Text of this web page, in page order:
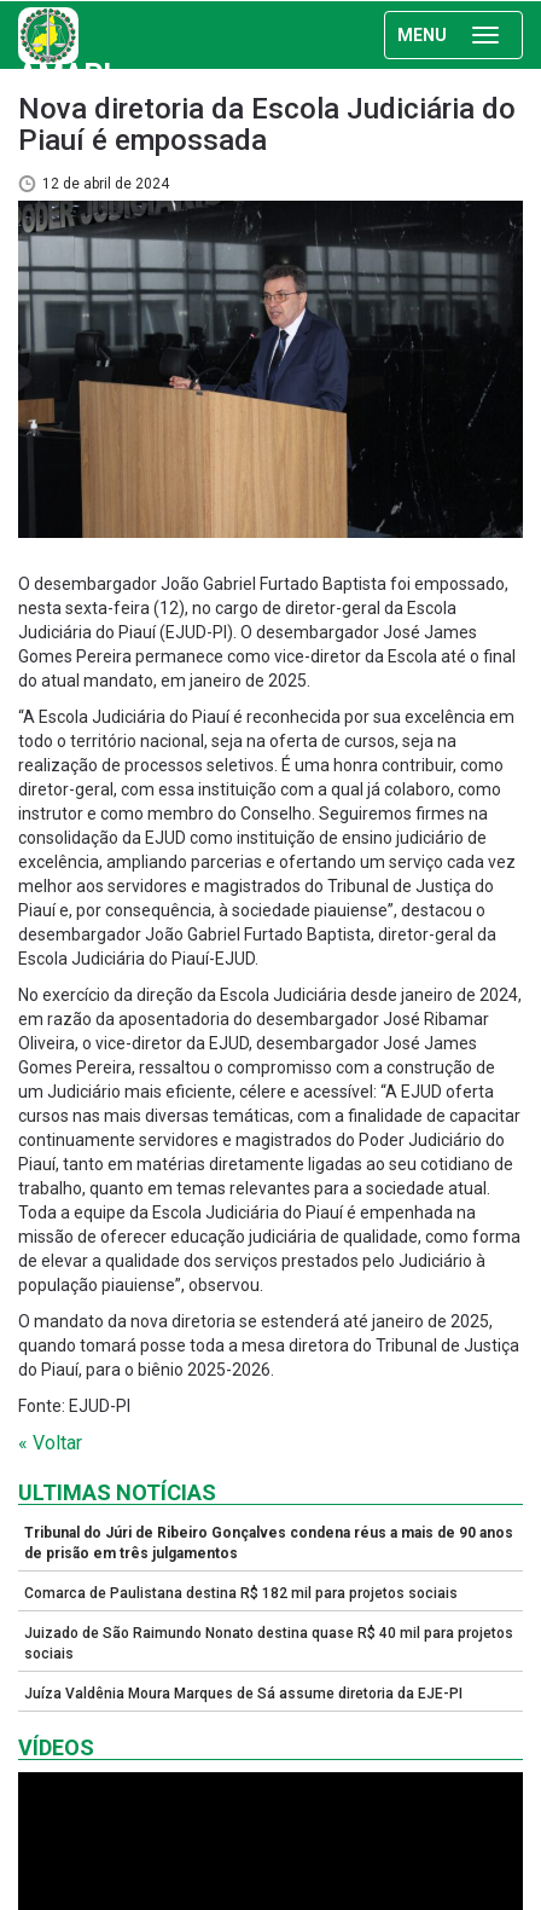
MENU
AMAPI
Nova diretoria da Escola Judiciária do
Piauí é empossada
12 de abril de 2024
O desembargador João Gabriel Furtado Baptista foi empossado,
nesta sexta-feira (12), no cargo de diretor-geral da Escola
Judiciária do Piauí (EJUD-PI). O desembargador José James
Gomes Pereira permanece como vice-diretor da Escola até o final
do atual mandato, em janeiro de 2025.
“A Escola Judiciária do Piauí é reconhecida por sua excelência em
todo o território nacional, seja na oferta de cursos, seja na
realização de processos seletivos. É uma honra contribuir, como
diretor-geral, com essa instituição com a qual já colaboro, como
instrutor e como membro do Conselho. Seguiremos firmes na
consolidação da EJUD como instituição de ensino judiciário de
excelência, ampliando parcerias e ofertando um serviço cada vez
melhor aos servidores e magistrados do Tribunal de Justiça do
Piauí e, por consequência, à sociedade piauiense”, destacou o
desembargador João Gabriel Furtado Baptista, diretor-geral da
Escola Judiciária do Piauí-EJUD.
No exercício da direção da Escola Judiciária desde janeiro de 2024,
em razão da aposentadoria do desembargador José Ribamar
Oliveira, o vice-diretor da EJUD, desembargador José James
Gomes Pereira, ressaltou o compromisso com a construção de
um Judiciário mais eficiente, célere e acessível: “A EJUD oferta
cursos nas mais diversas temáticas, com a finalidade de capacitar
continuamente servidores e magistrados do Poder Judiciário do
Piauí, tanto em matérias diretamente ligadas ao seu cotidiano de
trabalho, quanto em temas relevantes para a sociedade atual.
Toda a equipe da Escola Judiciária do Piauí é empenhada na
missão de oferecer educação judiciária de qualidade, como forma
de elevar a qualidade dos serviços prestados pelo Judiciário à
população piauiense”, observou.
O mandato da nova diretoria se estenderá até janeiro de 2025,
quando tomará posse toda a mesa diretora do Tribunal de Justiça
do Piauí, para o biênio 2025-2026.
Fonte: EJUD-PI
« Voltar
ULTIMAS NOTÍCIAS
Tribunal do Júri de Ribeiro Gonçalves condena réus a mais de 90 anos
de prisão em três julgamentos
Comarca de Paulistana destina R$ 182 mil para projetos sociais
Juizado de São Raimundo Nonato destina quase R$ 40 mil para projetos
sociais
Juíza Valdênia Moura Marques de Sá assume diretoria da EJE-PI
VÍDEOS